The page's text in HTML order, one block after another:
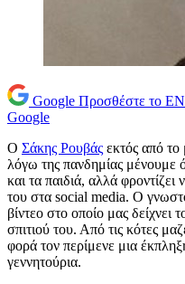
Google Προσθέστε το
Google
Ο Σάκης Ρουβάς εκτός από το
λόγω της πανδημίας μένουμε
και τα παιδιά, αλλά
του στα social media. Ο
βίντεο στο οποίο μας δείχνει
σπιτιού του. Από τις κότες
φορά τον περίμενε μια
γεννητούρια.